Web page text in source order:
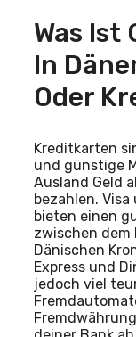
Was Ist
In
Oder
Kreditkarten
und günstige
Ausland Geld
bezahlen.
bieten einen
zwischen dem
Dänischen
Express und
jedoch viel